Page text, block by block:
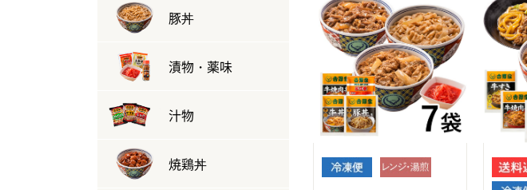
カレー・ハヤシ
缶飯（非常食）
常温食品
豚丼
漬物・薬味
汁物
焼鶏丼